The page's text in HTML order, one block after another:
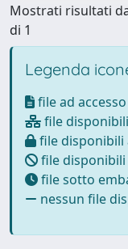
Mostrati risultati
di 1
Legenda
file ad
file
file
file
file sotto
nessun file